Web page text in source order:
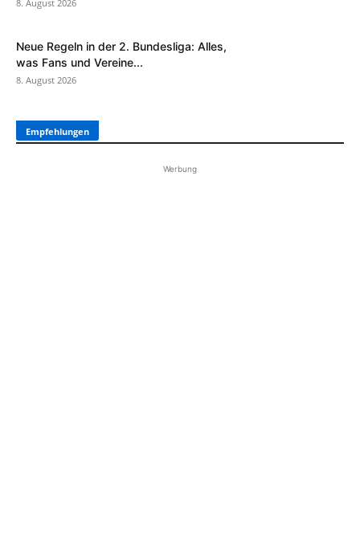
8. August 2026
Neue Regeln in der 2. Bundesliga: Alles,
was Fans und Vereine...
8. August 2026
Empfehlungen
Werbung